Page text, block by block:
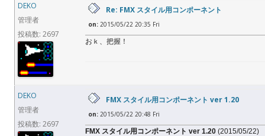
DEKO
管理者
投稿数: 2697
Re: FMX スタイル用コンポーネント
on: 2015/05/22 20:35 Fri
おｋ、把握！
DEKO
管理者
投稿数: 2697
FMX スタイル用コンポーネント ver 1.20
on: 2015/05/22 20:48 Fri
FMX スタイル用コンポーネント ver 1.20 (2015/05/22)